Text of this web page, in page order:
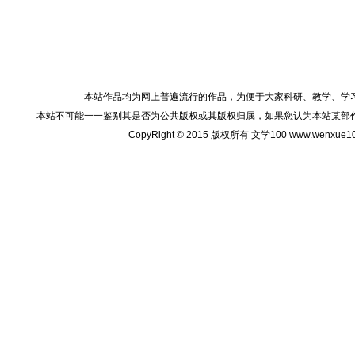
本站作品均为网上普遍流行的作品，为便于大家科研、教学、
本站不可能一一鉴别其是否为公共版权或其版权归属，如果您认为本站某
CopyRight © 2015 版权所有 文学100